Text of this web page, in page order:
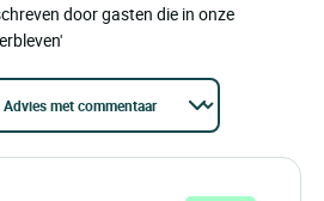
door gasten die in onze